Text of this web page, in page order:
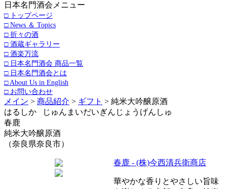
日本名門酒会メニュー
□ トップページ
□ News ＆ Topics
□ 折々の酒
□ 酒蔵ギャラリー
□ 酒楽万流
□ 日本名門酒会 商品一覧
□ 日本名門酒会とは
□ About Us in English
□ お問い合わせ
メイン > 商品紹介 > ギフト > 純米大吟醸原酒
はるしか じゅんまいだいぎんじょうげんしゅ
春鹿
純米大吟醸原酒
（奈良県奈良市）
春鹿 - (株)今西清兵衛商店
華やかな香りとやさしい旨味